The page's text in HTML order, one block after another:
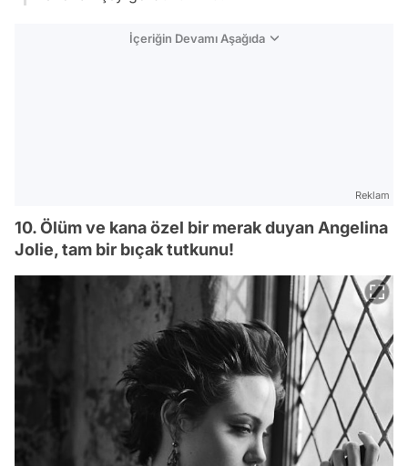
İçeriğin Devamı Aşağıda
Reklam
10. Ölüm ve kana özel bir merak duyan Angelina
Jolie, tam bir bıçak tutkunu!